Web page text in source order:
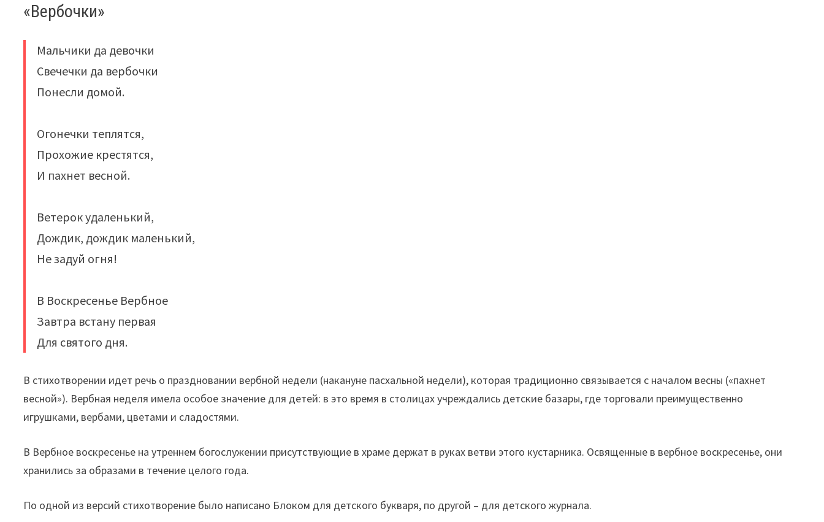
«Вербочки»
Мальчики да девочки
Свечечки да вербочки
Понесли домой.
Огонечки теплятся,
Прохожие крестятся,
И пахнет весной.
Ветерок удаленький,
Дождик, дождик маленький,
Не задуй огня!
В Воскресенье Вербное
Завтра встану первая
Для святого дня.
В стихотворении идет речь о праздновании вербной недели (накануне пасхальной недели), которая традиционно связывается с началом весны («пахнет
весной»). Вербная неделя имела особое значение для детей: в это время в столицах учреждались детские базары, где торговали преимущественно
игрушками, вербами, цветами и сладостями.
В Вербное воскресенье на утреннем богослужении присутствующие в храме держат в руках ветви этого кустарника. Освященные в вербное воскресенье, они
хранились за образами в течение целого года.
По одной из версий стихотворение было написано Блоком для детского букваря, по другой – для детского журнала.